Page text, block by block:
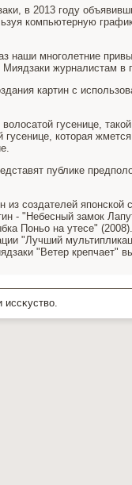
в 2013 году
компьютерную
наши многолетние
журналистам в
картин с
гусенице,
которая
публике
создателей японской
- "Небесный замок
Поньо на утесе"
"Лучший
"Ветер крепчает"
иссκуствο.